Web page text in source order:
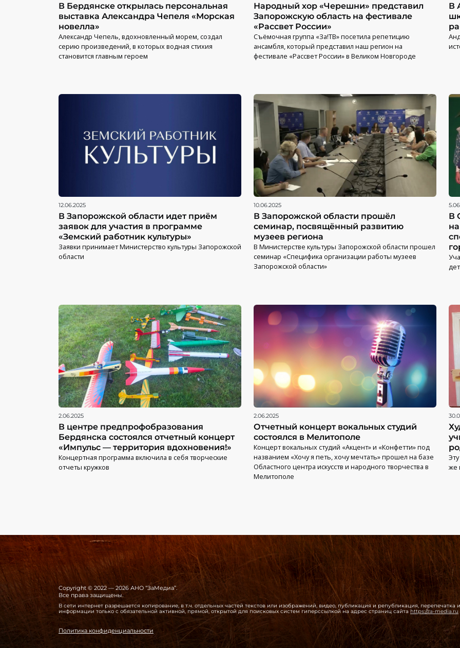
В Бердянске открылась персональная
выставка Александра Чепеля «Морская
новелла»
Александр Чепель, вдохновленный морем, создал
серию произведений, в которых водная стихия
становится главным героем
Народный хор «Черешни» представил
Запорожскую область на фестивале
«Рассвет России»
Съёмочная группа «За!ТВ» посетила репетицию
ансамбля, который представил наш регион на
фестивале «Рассвет России» в Великом Новгороде
В
12.06.2025
В Запорожской области идет приём
заявок для участия в программе
«Земский работник культуры»
Заявки принимает Министерство культуры Запорожской
области
10.06.2025
В Запорожской области прошёл
семинар, посвящённый развитию
музеев региона
В Министерстве культуры Запорожской области прошел
семинар «Специфика организации работы музеев
Запорожской области»
В
2.06.2025
В центре предпрофобразования
Бердянска состоялся отчетный концерт
«Импульс — территория вдохновения!»
Концертная программа включила в себя творческие
отчеты кружков
2.06.2025
Отчетный концерт вокальных студий
состоялся в Мелитополе
Концерт вокальных студий «Акцент» и «Конфетти» под
названием «Хочу я петь, хочу мечтать» прошел на базе
Областного центра искусств и народного творчества в
Мелитополе
же
Copyright © 2022 — 2026 АНО “ЗаМедиа”.
Все права защищены.
В сети интернет разрешается копирование, в т.ч. отдельных частей текстов или изображений, видео, публикация и републикация,
информации только с обязательной активной, прямой, открытой для поисковых систем гиперссылкой на адрес страниц сайта https://za-media.ru
Политика конфиденциальности